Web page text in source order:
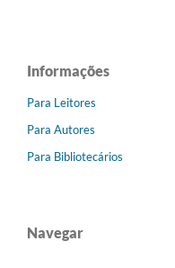
Informações
Para Leitores
Para Autores
Para Bibliotecários
Navegar